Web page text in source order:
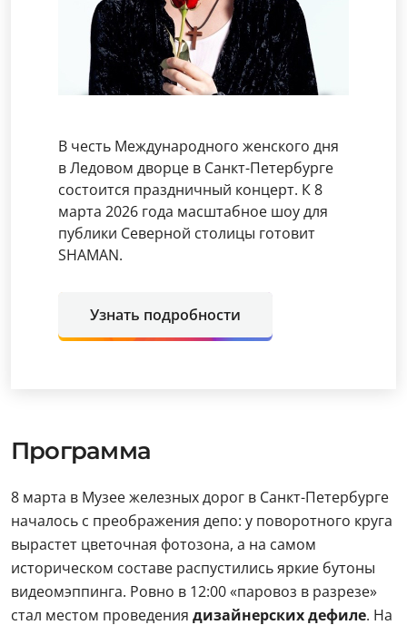
В честь Международного женского дня
в Ледовом дворце в Санкт-Петербурге
состоится праздничный концерт. К 8
марта 2026 года масштабное шоу для
публики Северной столицы готовит
SHAMAN.
Узнать подробности
Программа
8 марта в Музее железных дорог в Санкт-Петербурге
началось с преображения депо: у поворотного круга
вырастет цветочная фотозона, а на самом
историческом составе распустились яркие бутоны
видеомэппинга. Ровно в 12:00 «паровоз в разрезе»
стал местом проведения дизайнерских дефиле. На